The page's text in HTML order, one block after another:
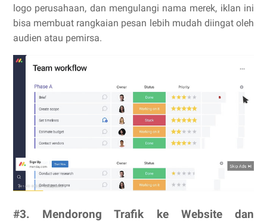
logo perusahaan, dan mengulangi nama merek, iklan ini
bisa membuat rangkaian pesan lebih mudah diingat oleh
audien atau pemirsa.
#3. Mendorong Trafik ke Website dan